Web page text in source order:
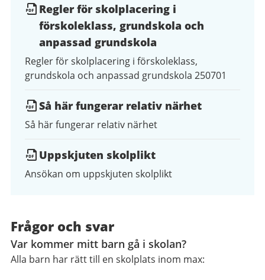
Regler för skolplacering i
förskoleklass, grundskola och
anpassad grundskola
Regler för skolplacering i förskoleklass,
grundskola och anpassad grundskola 250701
Så här fungerar relativ närhet
Så här fungerar relativ närhet
Uppskjuten skolplikt
Ansökan om uppskjuten skolplikt
Frågor och svar
Var kommer mitt barn gå i skolan?
Alla barn har rätt till en skolplats inom max: